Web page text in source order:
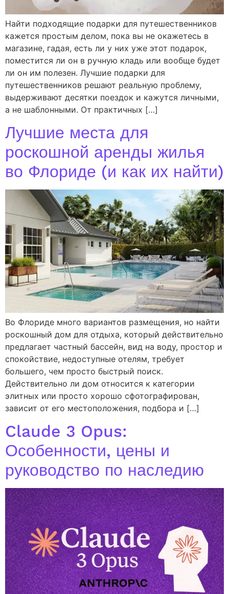
Найти подходящие подарки для путешественников
кажется простым делом, пока вы не окажетесь в
магазине, гадая, есть ли у них уже этот подарок,
поместится ли он в ручную кладь или вообще будет
ли он им полезен. Лучшие подарки для
путешественников решают реальную проблему,
выдерживают десятки поездок и кажутся личными,
а не шаблонными. От практичных […]
Лучшие места для
роскошной аренды жилья
во Флориде (и как их найти)
Во Флориде много вариантов размещения, но найти
роскошный дом для отдыха, который действительно
предлагает частный бассейн, вид на воду, простор и
спокойствие, недоступные отелям, требует
большего, чем просто быстрый поиск.
Действительно ли дом относится к категории
элитных или просто хорошо сфотографирован,
зависит от его местоположения, подбора и […]
Claude 3 Opus:
Особенности, цены и
руководство по наследию